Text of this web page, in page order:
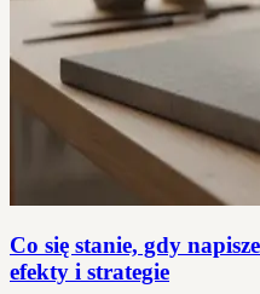
Co się stanie, gdy
efekty i strategie